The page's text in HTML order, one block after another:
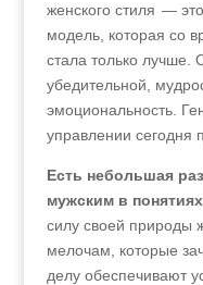
женского стиля —
модель, которая со
стала только лучше.
убедительной,
эмоциональность.
управлении сегодня
Есть небольшая
мужским в понятиях
силу своей природы
мелочам, которые
делу обеспечивают